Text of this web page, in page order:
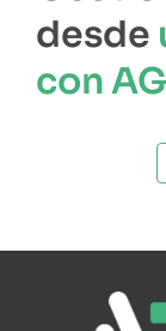
desde
con